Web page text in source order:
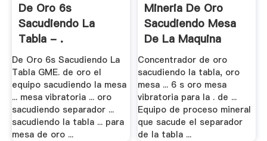
De Oro 6s
Sacudiendo La
Tabla - .
De Oro 6s Sacudiendo La
Tabla GME. de oro el
equipo sacudiendo la mesa
... mesa vibratoria ... oro
sacudiendo separador ...
sacudiendo la tabla ... para
mesa de oro ...
Mineria De Oro
Sacudiendo Mesa
De La Maquina
Concentrador de oro
sacudiendo la tabla, oro
mesa ... 6 s oro mesa
vibratoria para la . de ...
Equipo de proceso mineral
que sacude el separador
de la tabla ...